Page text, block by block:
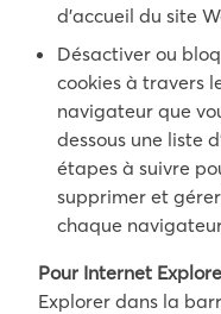
d’accueil du site
Désactiver ou
cookies à travers
navigateur que
dessous une liste
étapes à suivre
supprimer et
chaque
Pour Internet
Explorer dans la